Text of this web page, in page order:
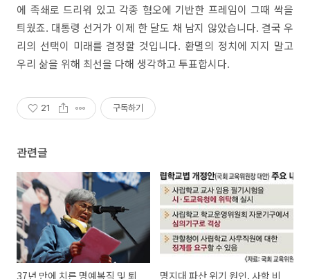
에 족쇄로 드리워 있고 각종 혐오에 기반한 프레임이 그때 싹을
틔웠죠. 대통령 선거가 이제 한 달도 채 남지 않았습니다. 결국 우
리의 선택이 미래를 결정할 것입니다. 환멸의 정치에 지지 말고
우리 삶을 위해 최선을 다해 생각하고 투표합시다.
21 구독하기
관련글
37년 만에 치른 명예복직 및 퇴
명지대 파산 위기 원인, 사학 비